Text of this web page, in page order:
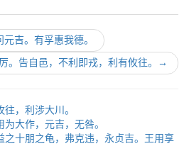
吉。有孚惠我德。
。告自邑，不利即戎，利有攸往。 →
，利涉大川。
大作，元吉，无咎。
十朋之龟，弗克违，永贞吉。王用享